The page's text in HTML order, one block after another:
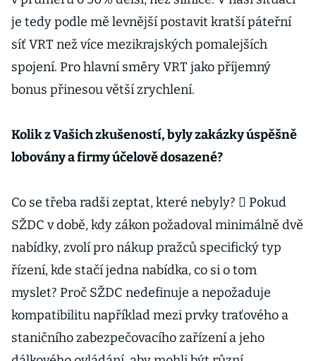
je tedy podle mě levnější postavit kratší páteřní
síť VRT než více mezikrajských pomalejších
spojení. Pro hlavní směry VRT jako příjemný
bonus přinesou větší zrychlení.
Kolik z Vašich zkušeností, byly zakázky úspěšně
lobovány a firmy účelově dosazené?
Co se třeba radši zeptat, které nebyly?  Pokud
SŽDC v době, kdy zákon požadoval minimálně dvě
nabídky, zvolí pro nákup pražců specifický typ
řízení, kde stačí jedna nabídka, co si o tom
myslet? Proč SŽDC nedefinuje a nepožaduje
kompatibilitu například mezi prvky traťového a
staničního zabezpečovacího zařízení a jeho